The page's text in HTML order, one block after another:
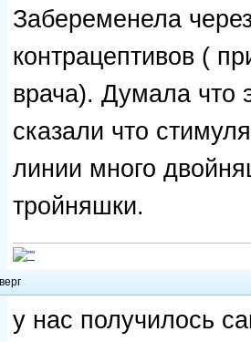
Забеременела
контрацептивов (
врача). Думала что
сказали что
линии много
тройняшки.
у нас получилось